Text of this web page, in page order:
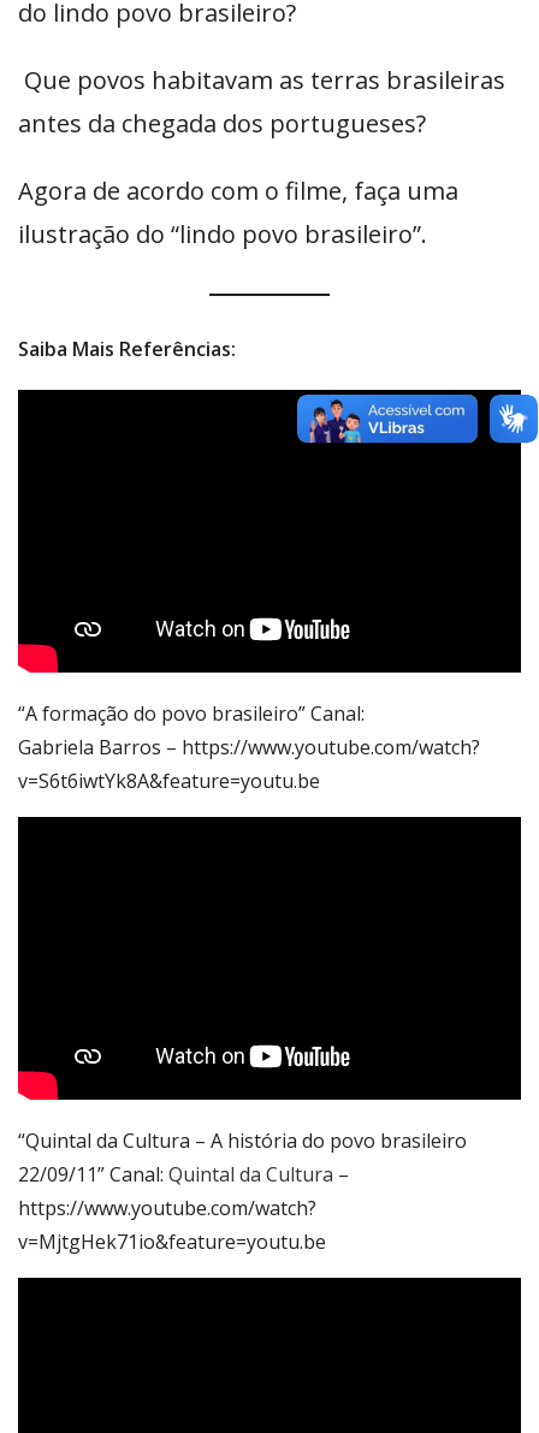
do lindo povo brasileiro?
Que povos habitavam as terras brasileiras
antes da chegada dos portugueses?
Agora de acordo com o filme, faça uma
ilustração do “lindo povo brasileiro”.
Saiba Mais Referências:
“A formação do povo brasileiro” Canal:
Gabriela Barros – https://www.youtube.com/watch?
v=S6t6iwtYk8A&feature=youtu.be
“Quintal da Cultura – A história do povo brasileiro
22/09/11” Canal: Quintal da Cultura –
https://www.youtube.com/watch?
v=MjtgHek71io&feature=youtu.be